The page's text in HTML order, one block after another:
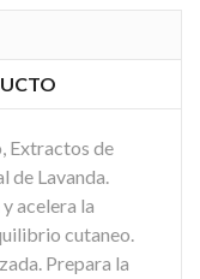
Extractos de
de Lavanda.
acelera la
cutaneo.
Prepara la